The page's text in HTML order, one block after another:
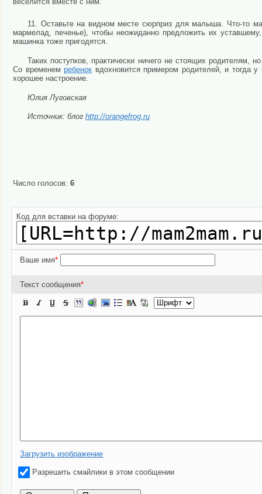
11. Оставьте на видном месте сюрприз для малыша. Что-то
мармелад, печенье), чтобы неожиданно предложить их
машинка тоже пригодятся.
Таких поступков, практически ничего не стоящих
Со временемребенок вдохновится примером родителей, и тогда
хорошее настроение.
Юлия Луговская
Источник: блог http://orangefrog.ru
Число голосов: 6
Код для вставки на форуме:
Ваше имя*
Текст сообщения*
Загрузить изображение
Разрешить смайлики в этом сообщении